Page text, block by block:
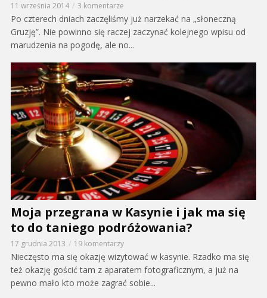
11 września 2014 3 komentarze
Po czterech dniach zaczęliśmy już narzekać na „słoneczną
Gruzję”. Nie powinno się raczej zaczynać kolejnego wpisu od
marudzenia na pogodę, ale no...
Moja przegrana w Kasynie i jak ma się
to do taniego podróżowania?
17 grudnia 2013 19 komentarzy
Nieczęsto ma się okazję wizytować w kasynie. Rzadko ma się
też okazję gościć tam z aparatem fotograficznym, a już na
pewno mało kto może zagrać sobie...